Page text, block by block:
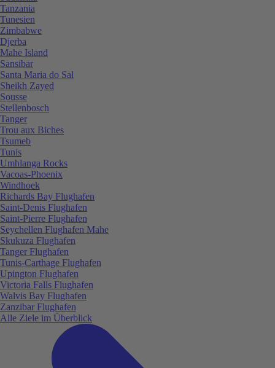
Tanzania
Tunesien
Zimbabwe
Djerba
Mahe Island
Sansibar
Santa Maria do Sal
Sheikh Zayed
Sousse
Stellenbosch
Tanger
Trou aux Biches
Tsumeb
Tunis
Umhlanga Rocks
Vacoas-Phoenix
Windhoek
Richards Bay Flughafen
Saint-Denis Flughafen
Saint-Pierre Flughafen
Seychellen Flughafen Mahe
Skukuza Flughafen
Tanger Flughafen
Tunis-Carthage Flughafen
Upington Flughafen
Victoria Falls Flughafen
Walvis Bay Flughafen
Zanzibar Flughafen
Alle Ziele im Überblick